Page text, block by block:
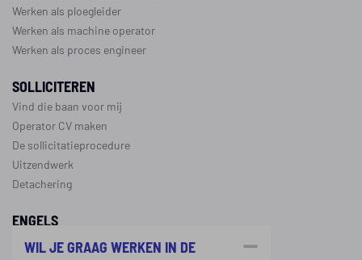
WIL JE GRAAG WERKEN IN DE
Werken als ploegleider
Werken als machine operator
Werken als proces engineer
SOLLICITEREN
Vind die baan voor mij
Operator CV maken
De sollicitatieprocedure
Uitzendwerk
Detachering
ENGELS
About Procestechniek